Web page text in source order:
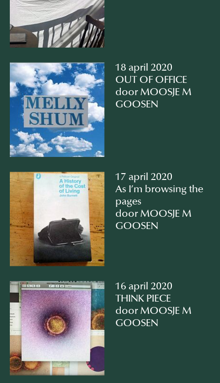
18 april 2020
OUT OF OFFICE
door MOOSJE M
GOOSEN
17 april 2020
As I’m browsing the
pages
door MOOSJE M
GOOSEN
16 april 2020
THINK PIECE
door MOOSJE M
GOOSEN